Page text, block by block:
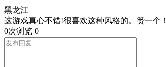
黑龙江
这游戏真心不错!很喜欢这种风格的。赞一个！
0次浏览 0